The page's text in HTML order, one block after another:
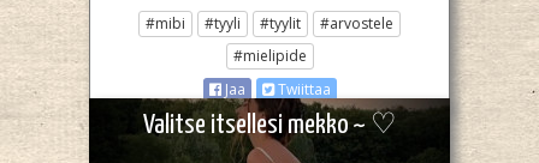
#mibi #tyyli #tyylit
#arvostele
#mielipide
Jaa
Twiittaa
Valitse itsellesi mekko ~ ♡